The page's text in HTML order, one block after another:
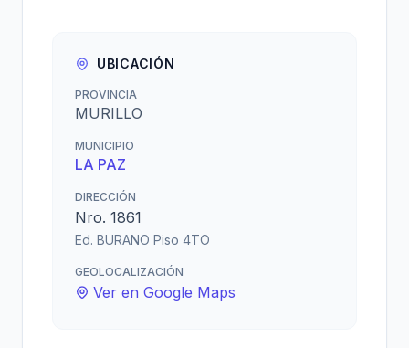
UBICACIÓN
PROVINCIA
MURILLO
MUNICIPIO
LA PAZ
DIRECCIÓN
Nro. 1861
Ed. BURANO Piso 4TO
GEOLOCALIZACIÓN
Ver en Google Maps